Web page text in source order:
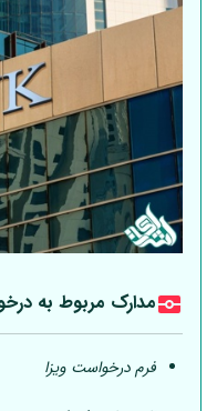
مدارک مربوط به
فرم درخواست ویزا